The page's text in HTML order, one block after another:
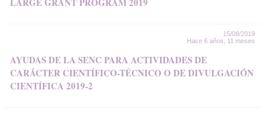
15/08/2019
Hace 6 años, 11 meses
AYUDAS DE LA SENC PARA ACTIVIDADES DE
CARÁCTER CIENTÍFICO-TÉCNICO O DE DIVULGACIÓN
CIENTÍFICA 2019-2